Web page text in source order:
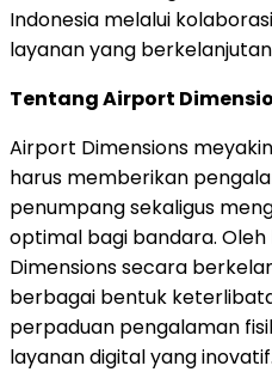
Indonesia melalui
layanan yang
Tentang Airport
Airport Dimensions
harus memberikan
penumpang sekaligus
optimal bagi bandara.
Dimensions secara
berbagai bentuk
perpaduan pengalaman
layanan digital yang